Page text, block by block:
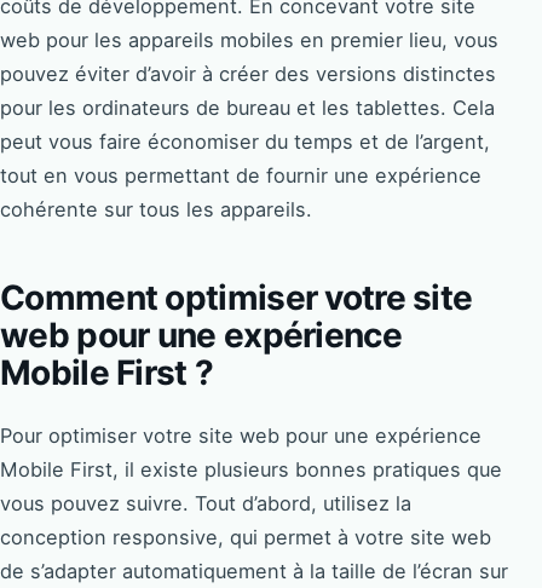
coûts de développement. En concevant votre site
web pour les appareils mobiles en premier lieu, vous
pouvez éviter d’avoir à créer des versions distinctes
pour les ordinateurs de bureau et les tablettes. Cela
peut vous faire économiser du temps et de l’argent,
tout en vous permettant de fournir une expérience
cohérente sur tous les appareils.
Comment optimiser votre site
web pour une expérience
Mobile First ?
Pour optimiser votre site web pour une expérience
Mobile First, il existe plusieurs bonnes pratiques que
vous pouvez suivre. Tout d’abord, utilisez la
conception responsive, qui permet à votre site web
de s’adapter automatiquement à la taille de l’écran sur